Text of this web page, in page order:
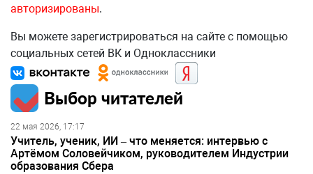
авторизированы.
Вы можете зарегистрироваться на сайте с помощью
социальных сетей ВК и Одноклассники
Выбор читателей
22 мая 2026, 17:17
Учитель, ученик, ИИ – что меняется: интервью с
Артёмом Соловейчиком, руководителем Индустрии
образования Сбера